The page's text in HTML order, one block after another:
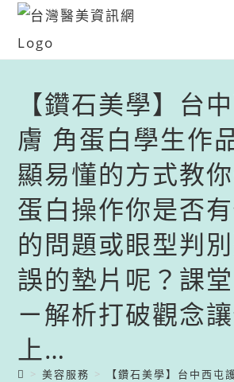
【鑽石美學】台
膚 角蛋白學生作
顯易懂的方式教
蛋白操作​ 你是否
的問題​ 或眼型判
誤的墊片呢？​ ​ 課
ㄧ解析打破觀念​
上…
> 美容服務 > 【鑽石美學】台中西屯